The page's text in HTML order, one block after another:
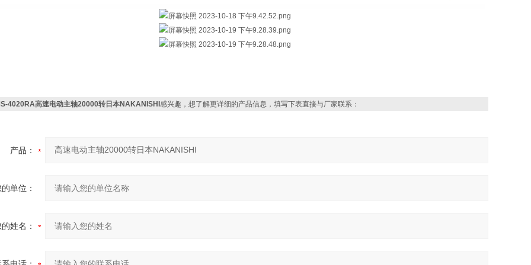
4020RA高速电动主轴20000转日本NAKANISHI感兴趣，想了解更详细的产品信息，填写下表直接与厂家联系：
产品：
单位：
姓名：